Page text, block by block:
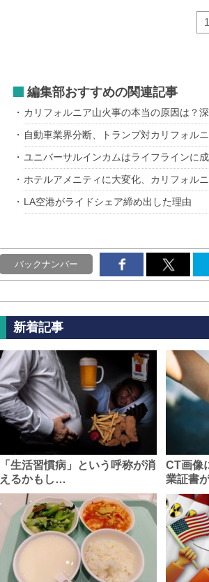
1
編集部おすすめの関連記事
カリフォルニア山火事の本当の原因は？
自動車業界分断、トランプ対カリフォル
ユニバーサルインカムはライフラインに
ホテルアメニティに大変化、カリフォル
LA空港がライドシェア締め出した理由
バックナンバー
新着記事
「生活習慣病」という呼称が消
えるかもし…
CT画像
業証書